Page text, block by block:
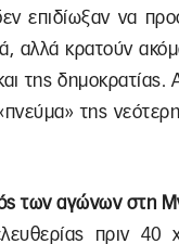
επιδίωξαν να
αλλά κρατούν
της
της
των αγώνων στη
πριν 40